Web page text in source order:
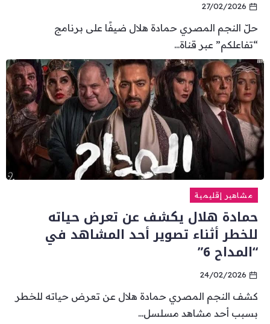
27/02/2026
حلّ النجم المصري حمادة هلال ضيفًا على برنامج
“تفاعلكم” عبر قناة...
مشاهير إقليمية
حمادة هلال يكشف عن تعرض حياته
للخطر أثناء تصوير أحد المشاهد في
“المداح 6”
24/02/2026
كشف النجم المصري حمادة هلال عن تعرض حياته للخطر
بسبب أحد مشاهد مسلسل...